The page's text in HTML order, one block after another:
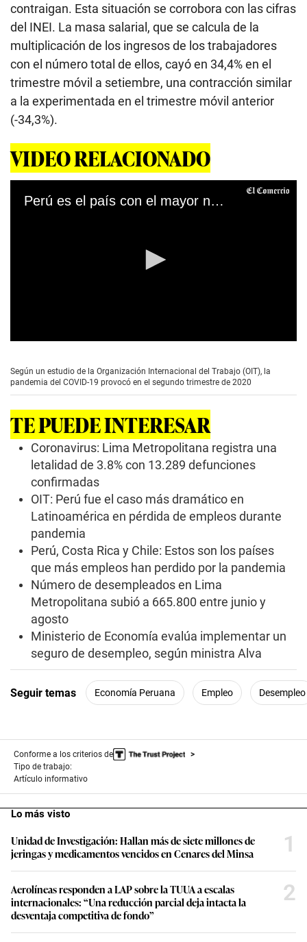
contraigan. Esta situación se corrobora con las cifras
del INEI. La masa salarial, que se calcula de la
multiplicación de los ingresos de los trabajadores
con el número total de ellos, cayó en 34,4% en el
trimestre móvil a setiembre, una contracción similar
a la experimentada en el trimestre móvil anterior
(-34,3%).
VIDEO RELACIONADO
Perú es el país con el mayor número de desempleo en Latinoamérica según la OIT
e
c
o
d
s
o
Según un estudio de la Organización Internacional del Trabajo (OIT), la
pandemia del COVID-19 provocó en el segundo trimestre de 2020
TE PUEDE INTERESAR
Coronavirus: Lima Metropolitana registra una
letalidad de 3.8% con 13.289 defunciones
confirmadas
OIT: Perú fue el caso más dramático en
Latinoamérica en pérdida de empleos durante
pandemia
Perú, Costa Rica y Chile: Estos son los países
que más empleos han perdido por la pandemia
Número de desempleados en Lima
Metropolitana subió a 665.800 entre junio y
agosto
Ministerio de Economía evalúa implementar un
seguro de desempleo, según ministra Alva
Seguir temas Economía Peruana Empleo Desempleo
Conforme a los criterios de
Tipo de trabajo:
Artículo informativo
Lo más visto
Unidad de Investigación: Hallan más de siete millones de
jeringas y medicamentos vencidos en Cenares del Minsa
1
Aerolíneas responden a LAP sobre la TUUA a escalas
internacionales: “Una reducción parcial deja intacta la
desventaja competitiva de fondo”
2